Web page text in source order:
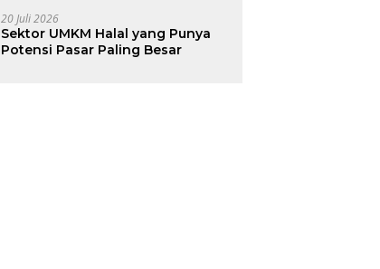
20 Juli 2026
Sektor UMKM Halal yang Punya
Potensi Pasar Paling Besar